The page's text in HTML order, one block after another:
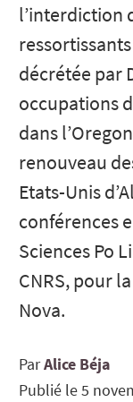
l’interdiction
décrétée par
occupations
dans
renouveau
Etats-Unis
conférences
Sciences Po
CNRS, pour
Nova.
ParAlice Béja
Publié le5